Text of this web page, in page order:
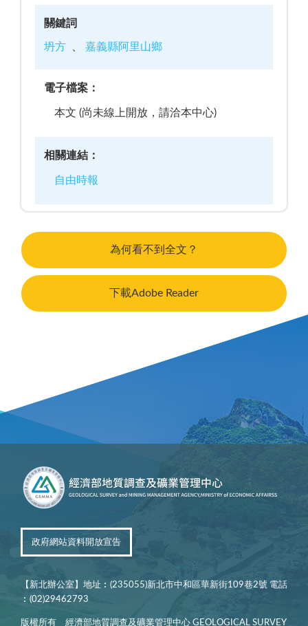
關鍵詞
坍方 嘉義縣阿里山鄉
電子檔案：
本文 (尚未線上開放，請洽本中心)
相關連結：
自由時報
為何看不到全文？
下載Adobe Reader
政府網站資料開放宣告
【新北辦公室】地址︰(235055)新北市中和區華新街109巷2號 電話
︰(02)29462793
版權所有 經濟部地質調查及礦業管理中心 GEOLOGICAL SURVEY